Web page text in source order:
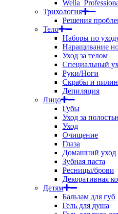
Трихология
Решения
Тело
Наборы по
Наращивание
Уход за телом
Специальный
Руки/Ноги
Скрабы и
Депиляция
Лицо
Губы
Уход за
Уход
Очищение
Глаза
Домашний уход
Зубная паста
Ресницы/брови
Декоративная
Детям
Бальзам для губ
Гель для душа